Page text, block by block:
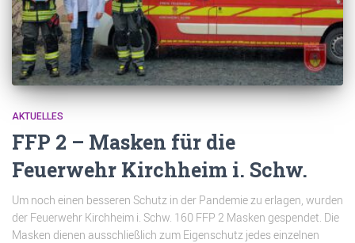
AKTUELLES
FFP 2 – Masken für die
Feuerwehr Kirchheim i. Schw.
Um noch einen besseren Schutz in der Pandemie zu erlagen, wurden
der Feuerwehr Kirchheim i. Schw. 160 FFP 2 Masken gespendet. Die
Masken dienen ausschließlich zum Eigenschutz jedes einzelnen